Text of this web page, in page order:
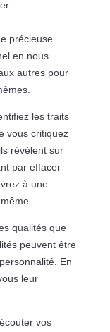
précieuse
en nous
autres pour
les traits
vous critiquez
révèlent sur
par effacer
à une
qualités que
peuvent être
En
leur
vos